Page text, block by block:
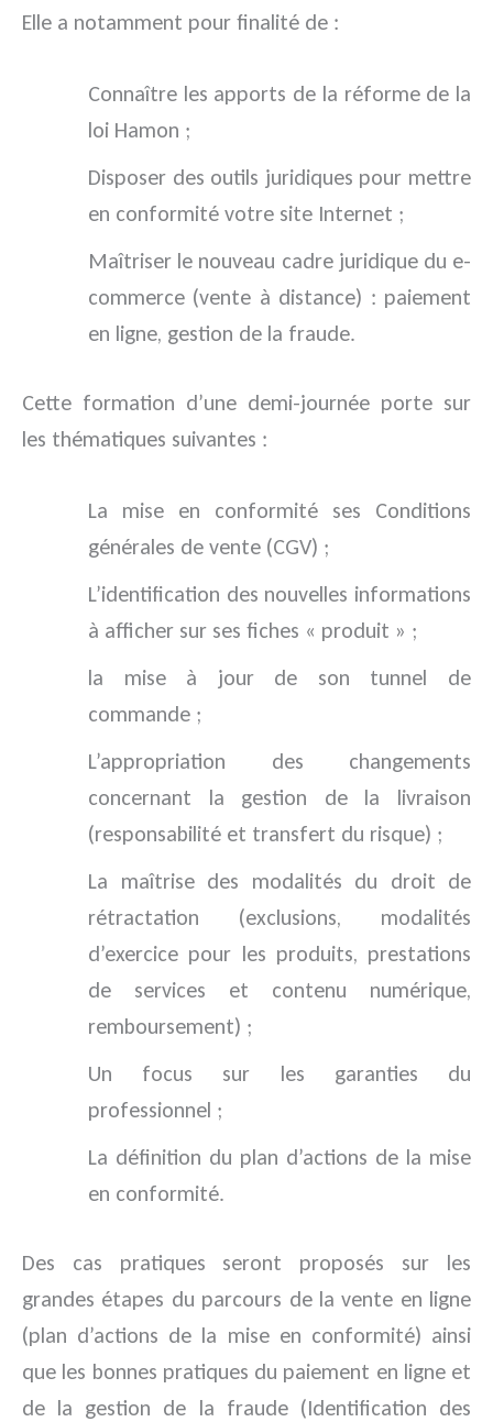
Elle a notamment pour finalité de :
Connaître les apports de la réforme de la
loi Hamon ;
Disposer des outils juridiques pour mettre
en conformité votre site Internet ;
Maîtriser le nouveau cadre juridique du e-
commerce (vente à distance) : paiement
en ligne, gestion de la fraude.
Cette formation d’une demi-journée porte sur
les thématiques suivantes :
La mise en conformité ses Conditions
générales de vente (CGV) ;
L’identification des nouvelles informations
à afficher sur ses fiches « produit » ;
la mise à jour de son tunnel de
commande ;
L’appropriation des changements
concernant la gestion de la livraison
(responsabilité et transfert du risque) ;
La maîtrise des modalités du droit de
rétractation (exclusions, modalités
d’exercice pour les produits, prestations
de services et contenu numérique,
remboursement) ;
Un focus sur les garanties du
professionnel ;
La définition du plan d’actions de la mise
en conformité.
Des cas pratiques seront proposés sur les
grandes étapes du parcours de la vente en ligne
(plan d’actions de la mise en conformité) ainsi
que les bonnes pratiques du paiement en ligne et
de la gestion de la fraude (Identification des